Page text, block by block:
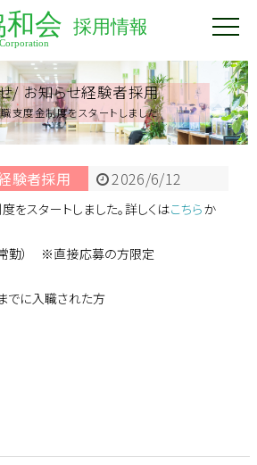
/お知らせ経験者採用
支度金制度をスタートしました
験者採用 2026/6/12
スタートしました。詳しくはこちらか
勤） ※直接応募の方限定
でに入職された方